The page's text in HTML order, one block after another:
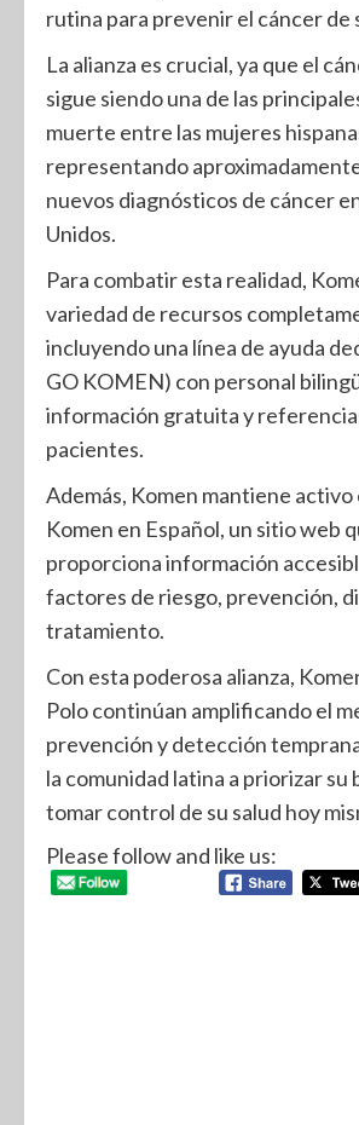
rutina para prevenir el cáncer de
La alianza es crucial, ya que el
sigue siendo una de las
muerte entre las mujeres
representando
nuevos diagnósticos de cáncer
Unidos.
Para combatir esta realidad,
variedad de recursos
incluyendo una línea de ayuda
GO KOMEN) con personal
información gratuita y
pacientes.
Además, Komen mantiene activo
Komen en Español, un sitio web
proporciona información
factores de riesgo, prevención,
tratamiento.
Con esta poderosa alianza,
Polo continúan amplificando el
prevención y detección
la comunidad latina a priorizar su
tomar control de su salud hoy
Please follow and like us: